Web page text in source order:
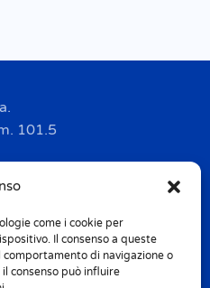
come i cookie per
Il consenso a queste
di navigazione o
consenso può influire
101.5